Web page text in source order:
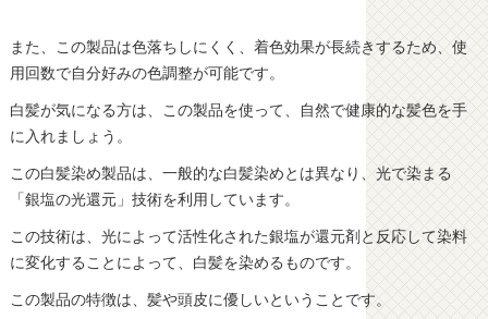
また、この製品は色落ちしにくく、着色効果が長続きするため、使
用回数で自分好みの色調整が可能です。
白髪が気になる方は、この製品を使って、自然で健康的な髪色を手
に入れましょう。
この白髪染め製品は、一般的な白髪染めとは異なり、光で染まる
「銀塩の光還元」技術を利用しています。
この技術は、光によって活性化された銀塩が還元剤と反応して染料
に変化することによって、白髪を染めるものです。
この製品の特徴は、髪や頭皮に優しいということです。